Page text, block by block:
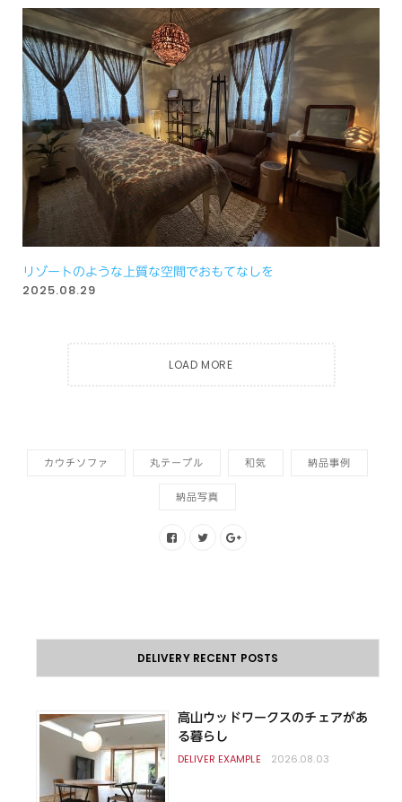
リゾートのような上質な空間でおもてなしを
2025.08.29
LOAD MORE
カウチソファ 丸テーブル 和気 納品事例
納品写真
DELIVERY RECENT POSTS
高山ウッドワークスのチェアがあ
る暮らし
2026.08.03